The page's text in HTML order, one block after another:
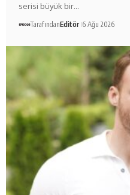
serisi büyük bir…
TarafındanEditör 6 Ağu 2026